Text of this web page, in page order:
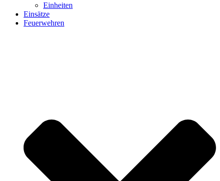
Einheiten
Einsätze
Feuerwehren